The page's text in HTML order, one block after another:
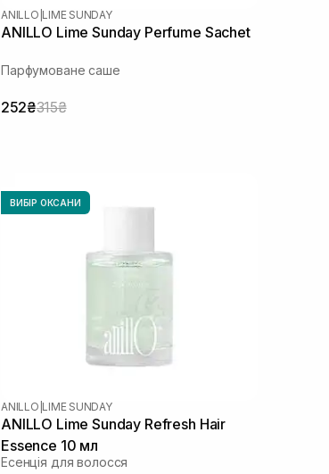
ANILLO LIME SUNDAY
ANILLO Lime Sunday Perfume Sachet
Парфумоване саше
252₴315₴
ВИБІР ОКСАНИ
ANILLO LIME SUNDAY
ANILLO Lime Sunday Refresh Hair
Essence 10 мл
Есенція для волосся